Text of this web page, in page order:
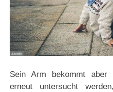
Sein Arm bekommt aber
erneut untersucht